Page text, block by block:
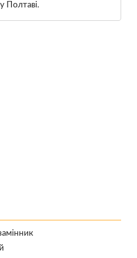
Полтаві.